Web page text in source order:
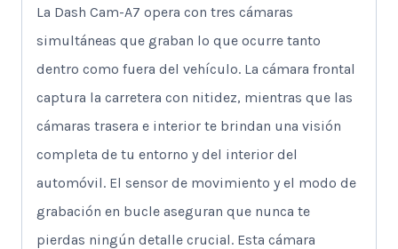
La Dash Cam-A7 opera con tres cámaras
simultáneas que graban lo que ocurre tanto
dentro como fuera del vehículo. La cámara frontal
captura la carretera con nitidez, mientras que las
cámaras trasera e interior te brindan una visión
completa de tu entorno y del interior del
automóvil. El sensor de movimiento y el modo de
grabación en bucle aseguran que nunca te
pierdas ningún detalle crucial. Esta cámara